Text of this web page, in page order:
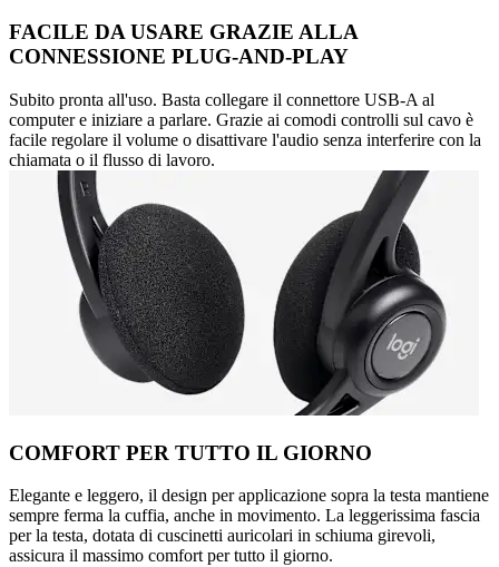
FACILE DA USARE GRAZIE ALLA
CONNESSIONE PLUG-AND-PLAY
Subito pronta all'uso. Basta collegare il connettore USB-A al
computer e iniziare a parlare. Grazie ai comodi controlli sul cavo è
facile regolare il volume o disattivare l'audio senza interferire con la
chiamata o il flusso di lavoro.
COMFORT PER TUTTO IL GIORNO
Elegante e leggero, il design per applicazione sopra la testa mantiene
sempre ferma la cuffia, anche in movimento. La leggerissima fascia
per la testa, dotata di cuscinetti auricolari in schiuma girevoli,
assicura il massimo comfort per tutto il giorno.